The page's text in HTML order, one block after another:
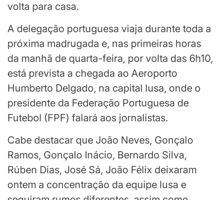
volta para casa.
A delegação portuguesa viaja durante toda a
próxima madrugada e, nas primeiras horas
da manhã de quarta-feira, por volta das 6h10,
está prevista a chegada ao Aeroporto
Humberto Delgado, na capital lusa, onde o
presidente da Federação Portuguesa de
Futebol (FPF) falará aos jornalistas.
Cabe destacar que João Neves, Gonçalo
Ramos, Gonçalo Inácio, Bernardo Silva,
Rúben Dias, José Sá, João Félix deixaram
ontem a concentração da equipe lusa e